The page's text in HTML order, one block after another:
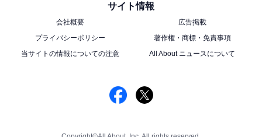
サイト情報
会社概要
広告掲載
プライバシーポリシー
著作権・商標・免責事項
当サイトの情報についての注意
All About ニュースについて